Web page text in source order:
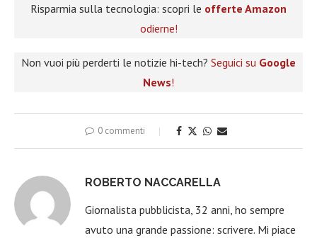
Risparmia sulla tecnologia: scopri le offerte Amazon
odierne!
Non vuoi più perderti le notizie hi-tech? Seguici su Google
News!
0 commenti
ROBERTO NACCARELLA
Giornalista pubblicista, 32 anni, ho sempre
avuto una grande passione: scrivere. Mi piace